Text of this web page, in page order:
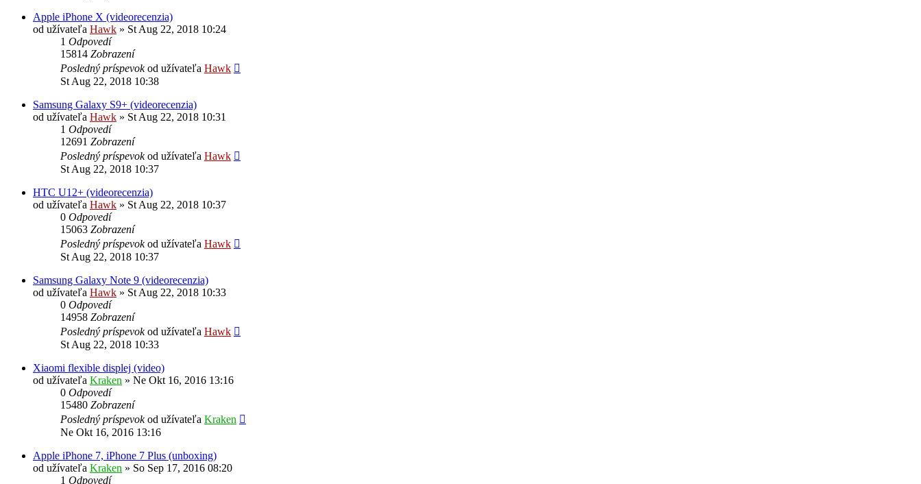
Apple iPhone X (videorecenzia)
od užívateľa Hawk » St Aug 22, 2018 10:24
1 Odpovedí
15814 Zobrazení
Posledný príspevokod užívateľa Hawk
St Aug 22, 2018 10:38
Samsung Galaxy S9+ (videorecenzia)
od užívateľa Hawk » St Aug 22, 2018 10:31
1 Odpovedí
12691 Zobrazení
Posledný príspevokod užívateľa Hawk
St Aug 22, 2018 10:37
HTC U12+ (videorecenzia)
od užívateľa Hawk » St Aug 22, 2018 10:37
0 Odpovedí
15063 Zobrazení
Posledný príspevokod užívateľa Hawk
St Aug 22, 2018 10:37
Samsung Galaxy Note 9 (videorecenzia)
od užívateľa Hawk » St Aug 22, 2018 10:33
0 Odpovedí
14958 Zobrazení
Posledný príspevokod užívateľa Hawk
St Aug 22, 2018 10:33
Xiaomi flexible displej (video)
od užívateľa Kraken » Ne Okt 16, 2016 13:16
0 Odpovedí
15480 Zobrazení
Posledný príspevokod užívateľa Kraken
Ne Okt 16, 2016 13:16
Apple iPhone 7, iPhone 7 Plus (unboxing)
od užívateľa Kraken » So Sep 17, 2016 08:20
1 Odpovedí